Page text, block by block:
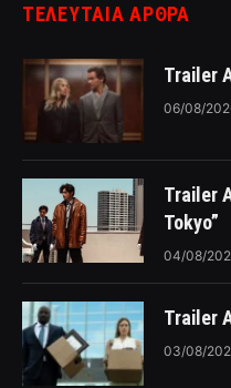
ΤΕΛΕΥΤΑΙΑ ΑΡΘΡΑ
Trailer
06/08/
Trailer
Tokyo”
04/08/
Trailer
03/08/